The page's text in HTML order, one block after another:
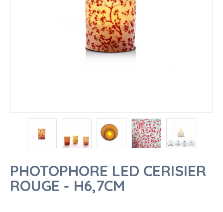
PHOTOPHORE LED CERISIER
ROUGE - H6,7CM